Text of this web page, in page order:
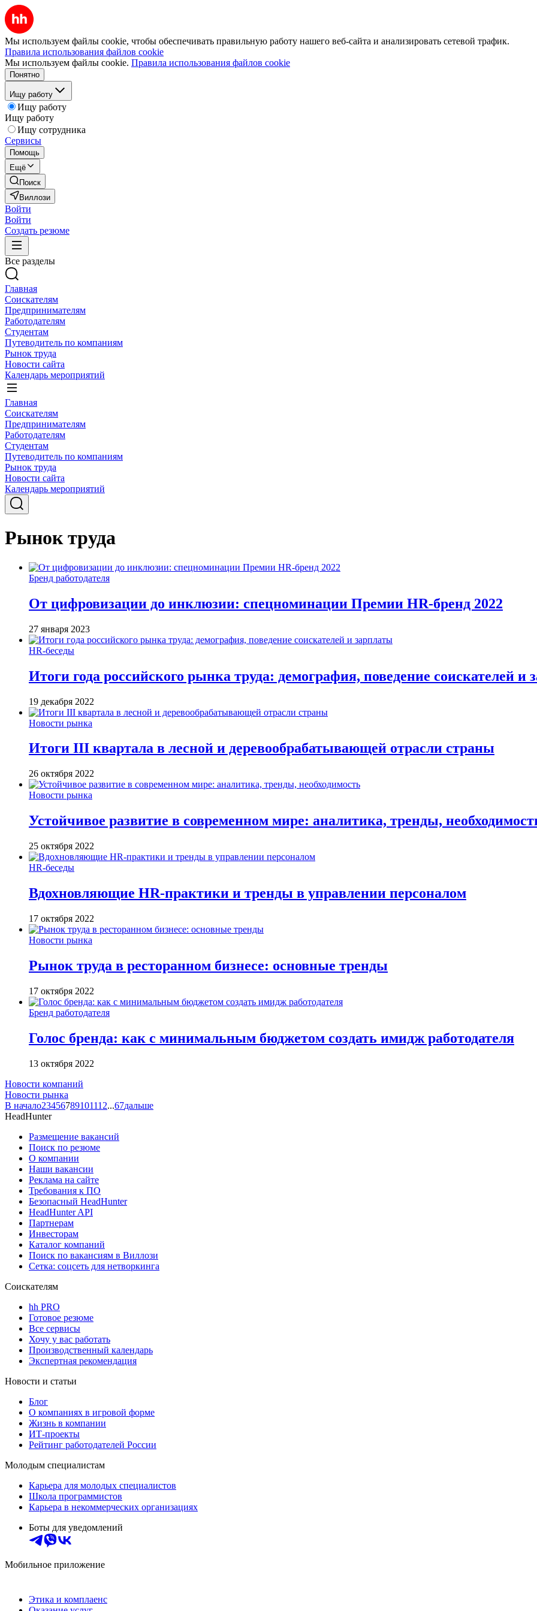
Мы используем файлы cookie, чтобы обеспечивать правильную работу нашего веб-сайта и анализировать сетевой трафик.
Правила использования файлов cookie
Мы используем файлы cookie. Правила использования файлов cookie
Понятно
Ищу работу
Ищу работу
Ищу работу
Ищу сотрудника
Сервисы
Помощь
Ещё
Поиск
Виллози
Войти
Войти
Создать резюме
Все разделы
Главная
Соискателям
Предпринимателям
Работодателям
Студентам
Путеводитель по компаниям
Рынок труда
Новости сайта
Календарь мероприятий
Главная
Соискателям
Предпринимателям
Работодателям
Студентам
Путеводитель по компаниям
Рынок труда
Новости сайта
Календарь мероприятий
Рынок труда
Бренд работодателя
От цифровизации до инклюзии: спецноминации Премии HR-бренд 2022
27 января 2023
HR-беседы
Итоги года российского рынка труда: демография, поведение соискателей и
19 декабря 2022
Новости рынка
Итоги III квартала в лесной и деревообрабатывающей отрасли страны
26 октября 2022
Новости рынка
Устойчивое развитие в современном мире: аналитика, тренды,
25 октября 2022
HR-беседы
Вдохновляющие HR-практики и тренды в управлении персоналом
17 октября 2022
Новости рынка
Рынок труда в ресторанном бизнесе: основные тренды
17 октября 2022
Бренд работодателя
Голос бренда: как с минимальным бюджетом создать имидж работодателя
13 октября 2022
Новости компаний
Новости рынка
В начало23456789101112...67дальше
HeadHunter
Размещение вакансий
Поиск по резюме
О компании
Наши вакансии
Реклама на сайте
Требования к ПО
Безопасный HeadHunter
HeadHunter API
Партнерам
Инвесторам
Каталог компаний
Поиск по вакансиям в Виллози
Сетка: соцсеть для нетворкинга
Соискателям
hh PRO
Готовое резюме
Все сервисы
Хочу у вас работать
Производственный календарь
Экспертная рекомендация
Новости и статьи
Блог
О компаниях в игровой форме
Жизнь в компании
ИТ-проекты
Рейтинг работодателей России
Молодым специалистам
Карьера для молодых специалистов
Школа программистов
Карьера в некоммерческих организациях
Боты для уведомлений
Мобильное приложение
Этика и комплаенс